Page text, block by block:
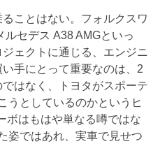
ことはない。フォルクスワ
ルセデス A38 AMGといっ
ェクトに通じる、エンジニ
手にとって重要なのは、2
はなく、トヨタがスポーテ
うとしているのかというヒ
ボはもはや単なる噂ではな
姿ではあれ、実車で見せつ